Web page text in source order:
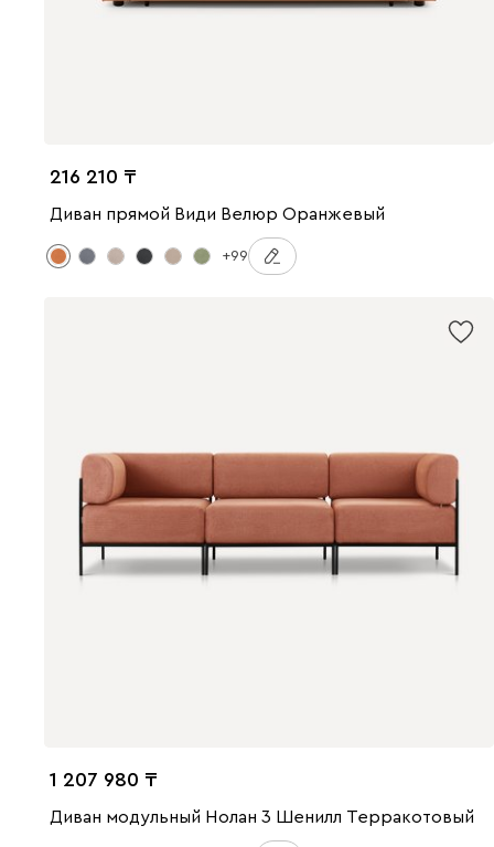
216 210
Диван прямой Види Велюр Оранжевый
+99
1 207 980
Диван модульный Нолан 3 Шенилл Терракотовый